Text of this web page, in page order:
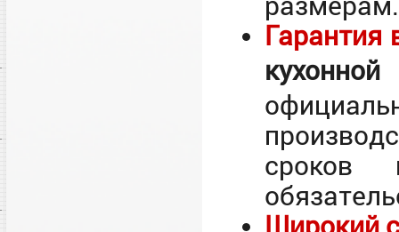
Гарантия
сроков